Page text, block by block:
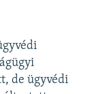
de ügyvédi